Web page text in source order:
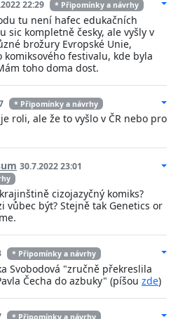
22:29 * Připomínky a návrhy
tu není hafec edukačních
sic kompletně česky, ale vyšly v
brožury Evropské Unie,
komiksového festivalu, kde byla
toho doma dost.
* Připomínky a návrhy
roli, ale že to vyšlo v ČR nebo pro
30.7.2022 23:01
cizojazyčný komiks?
vůbec být? Stejně tak Genetics or
* Připomínky a návrhy
Svobodová "zručně překreslila
Čecha do azbuky" (píšou zde)
* Připomínky a návrhy